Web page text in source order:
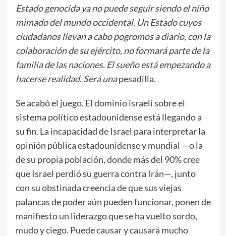
Estado genocida ya no puede seguir siendo el niño
mimado del mundo occidental. Un Estado cuyos
ciudadanos llevan a cabo pogromos a diario, con la
colaboración de su ejército, no formará parte de la
familia de las naciones. El sueño está empezando a
hacerse realidad. Será unapesadilla.
Se acabó el juego. El dominio israelí sobre el
sistema político estadounidense está llegando a
su fin. La incapacidad de Israel para interpretar la
opinión pública estadounidense y mundial —o la
de su propia población, donde más del 90% cree
que Israel perdió su guerra contra Irán—, junto
con su obstinada creencia de que sus viejas
palancas de poder aún pueden funcionar, ponen de
manifiesto un liderazgo que se ha vuelto sordo,
mudo y ciego. Puede causar y causará mucho